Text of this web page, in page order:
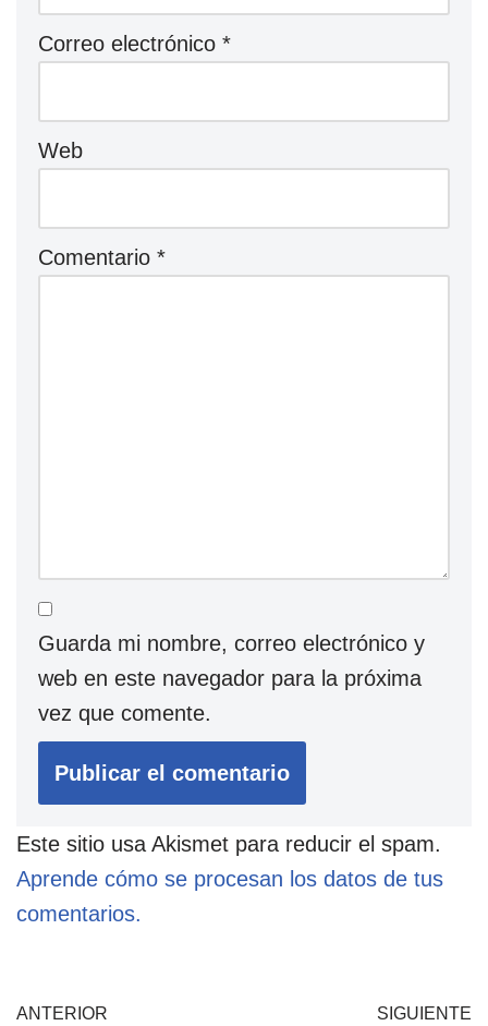
Correo electrónico *
Web
Comentario *
Guarda mi nombre, correo electrónico y
web en este navegador para la próxima
vez que comente.
Este sitio usa Akismet para reducir el spam.
Aprende cómo se procesan los datos de tus
comentarios.
ANTERIOR SIGUIENTE